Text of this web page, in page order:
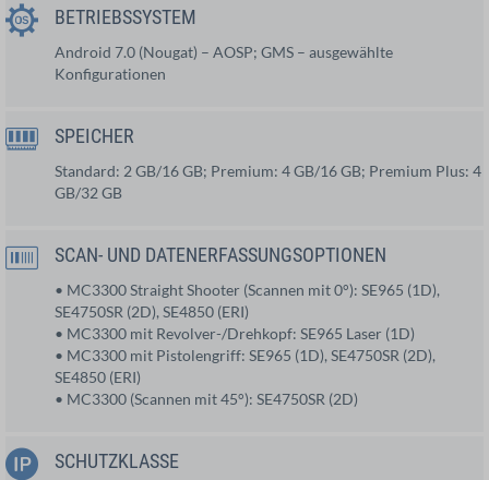
BETRIEBSSYSTEM
Android 7.0 (Nougat) – AOSP; GMS – ausgewählte
Konfigurationen
SPEICHER
Standard: 2 GB/16 GB; Premium: 4 GB/16 GB; Premium Plus: 4
GB/32 GB
SCAN- UND DATENERFASSUNGSOPTIONEN
• MC3300 Straight Shooter (Scannen mit 0°): SE965 (1D),
SE4750SR (2D), SE4850 (ERI)
• MC3300 mit Revolver-/Drehkopf: SE965 Laser (1D)
• MC3300 mit Pistolengriff: SE965 (1D), SE4750SR (2D),
SE4850 (ERI)
• MC3300 (Scannen mit 45°): SE4750SR (2D)
SCHUTZKLASSE